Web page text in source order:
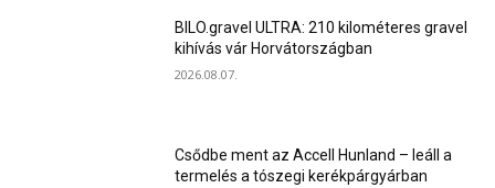
BILO.gravel ULTRA: 210 kilométeres gravel
kihívás vár Horvátországban
2026.08.07.
Csődbe ment az Accell Hunland – leáll a
termelés a tószegi kerékpárgyárban